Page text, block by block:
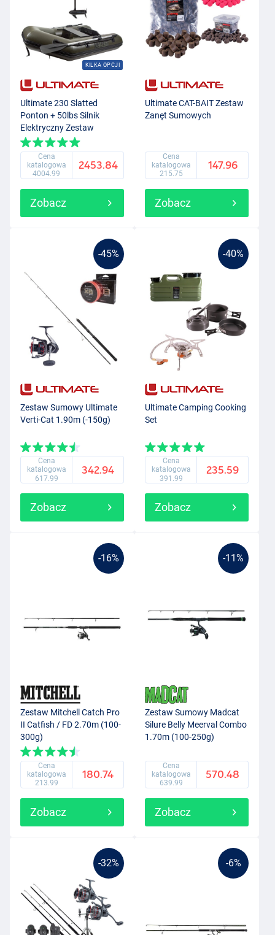
KILKA OPCJI
Ultimate 230 Slatted
Ponton + 50lbs Silnik
Elektryczny Zestaw
Cena
katalogowa
4004.99
2453.84
Zobacz
Ultimate CAT-BAIT Zestaw
Zanęt Sumowych
Cena
katalogowa
215.75
147.96
Zobacz
-45%
Zestaw Sumowy Ultimate
Verti-Cat 1.90m (-150g)
Cena
katalogowa
617.99
342.94
Zobacz
-40%
Ultimate Camping Cooking
Set
Cena
katalogowa
391.99
235.59
Zobacz
-16%
Zestaw Mitchell Catch Pro
II Catfish / FD 2.70m (100-
300g)
Cena
katalogowa
213.99
180.74
Zobacz
-11%
Zestaw Sumowy Madcat
Silure Belly Meerval Combo
1.70m (100-250g)
Cena
katalogowa
639.99
570.48
Zobacz
-32% -6%